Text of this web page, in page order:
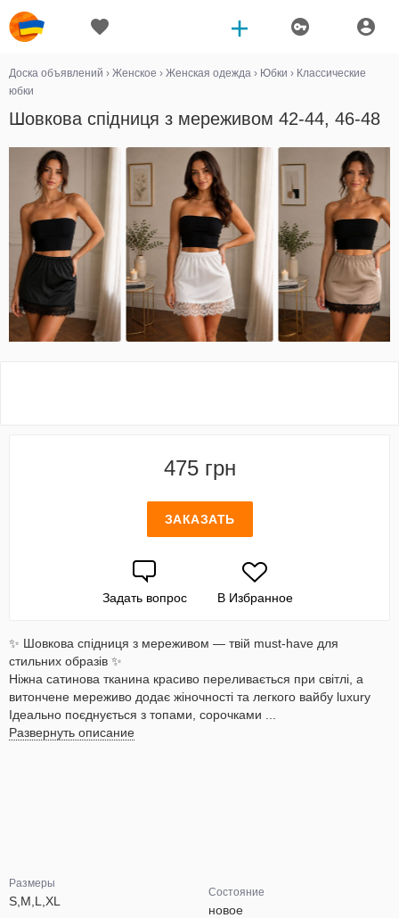
Доска объявлений › Женское › Женская одежда › Юбки › Классические
юбки
Шовкова спідниця з мереживом 42-44, 46-48
475 грн
ЗАКАЗАТЬ
Задать вопрос В Избранное
✨ Шовкова спідниця з мереживом — твій must-have для
стильних образів ✨
Ніжна сатинова тканина красиво переливається при світлі, а
витончене мереживо додає жіночності та легкого вайбу luxury
Ідеально поєднується з топами, сорочками ...
Развернуть описание
Размеры
S,M,L,XL
Состояние
новое